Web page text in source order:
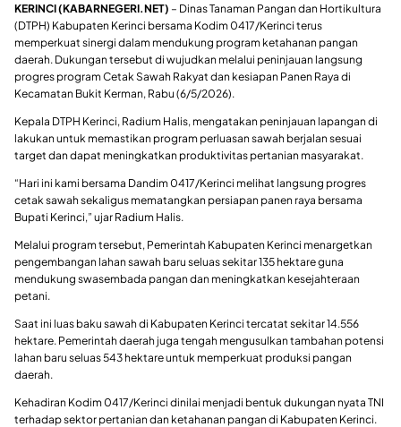
KERINCI (KABARNEGERI.NET) – Dinas Tanaman Pangan dan Hortikultura
(DTPH) Kabupaten Kerinci bersama Kodim 0417/Kerinci terus
memperkuat sinergi dalam mendukung program ketahanan pangan
daerah. Dukungan tersebut di wujudkan melalui peninjauan langsung
progres program Cetak Sawah Rakyat dan kesiapan Panen Raya di
Kecamatan Bukit Kerman, Rabu (6/5/2026).
Kepala DTPH Kerinci, Radium Halis, mengatakan peninjauan lapangan di
lakukan untuk memastikan program perluasan sawah berjalan sesuai
target dan dapat meningkatkan produktivitas pertanian masyarakat.
“Hari ini kami bersama Dandim 0417/Kerinci melihat langsung progres
cetak sawah sekaligus mematangkan persiapan panen raya bersama
Bupati Kerinci,” ujar Radium Halis.
Melalui program tersebut, Pemerintah Kabupaten Kerinci menargetkan
pengembangan lahan sawah baru seluas sekitar 135 hektare guna
mendukung swasembada pangan dan meningkatkan kesejahteraan
petani.
Saat ini luas baku sawah di Kabupaten Kerinci tercatat sekitar 14.556
hektare. Pemerintah daerah juga tengah mengusulkan tambahan potensi
lahan baru seluas 543 hektare untuk memperkuat produksi pangan
daerah.
Kehadiran Kodim 0417/Kerinci dinilai menjadi bentuk dukungan nyata TNI
terhadap sektor pertanian dan ketahanan pangan di Kabupaten Kerinci.